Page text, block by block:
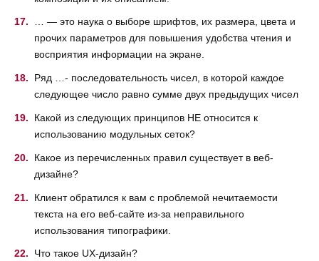
… — это наука о выборе шрифтов, их размера, цвета и
прочих параметров для повышения удобства чтения и
восприятия информации на экране.
Ряд …- последовательность чисел, в которой каждое
следующее число равно сумме двух предыдущих чисел
Какой из следующих принципов НЕ относится к
использованию модульных сеток?
Какое из перечисленных правил существует в веб-
дизайне?
Клиент обратился к вам с проблемой нечитаемости
текста на его веб-сайте из-за неправильного
использования типографики.
Что такое UX-дизайн?